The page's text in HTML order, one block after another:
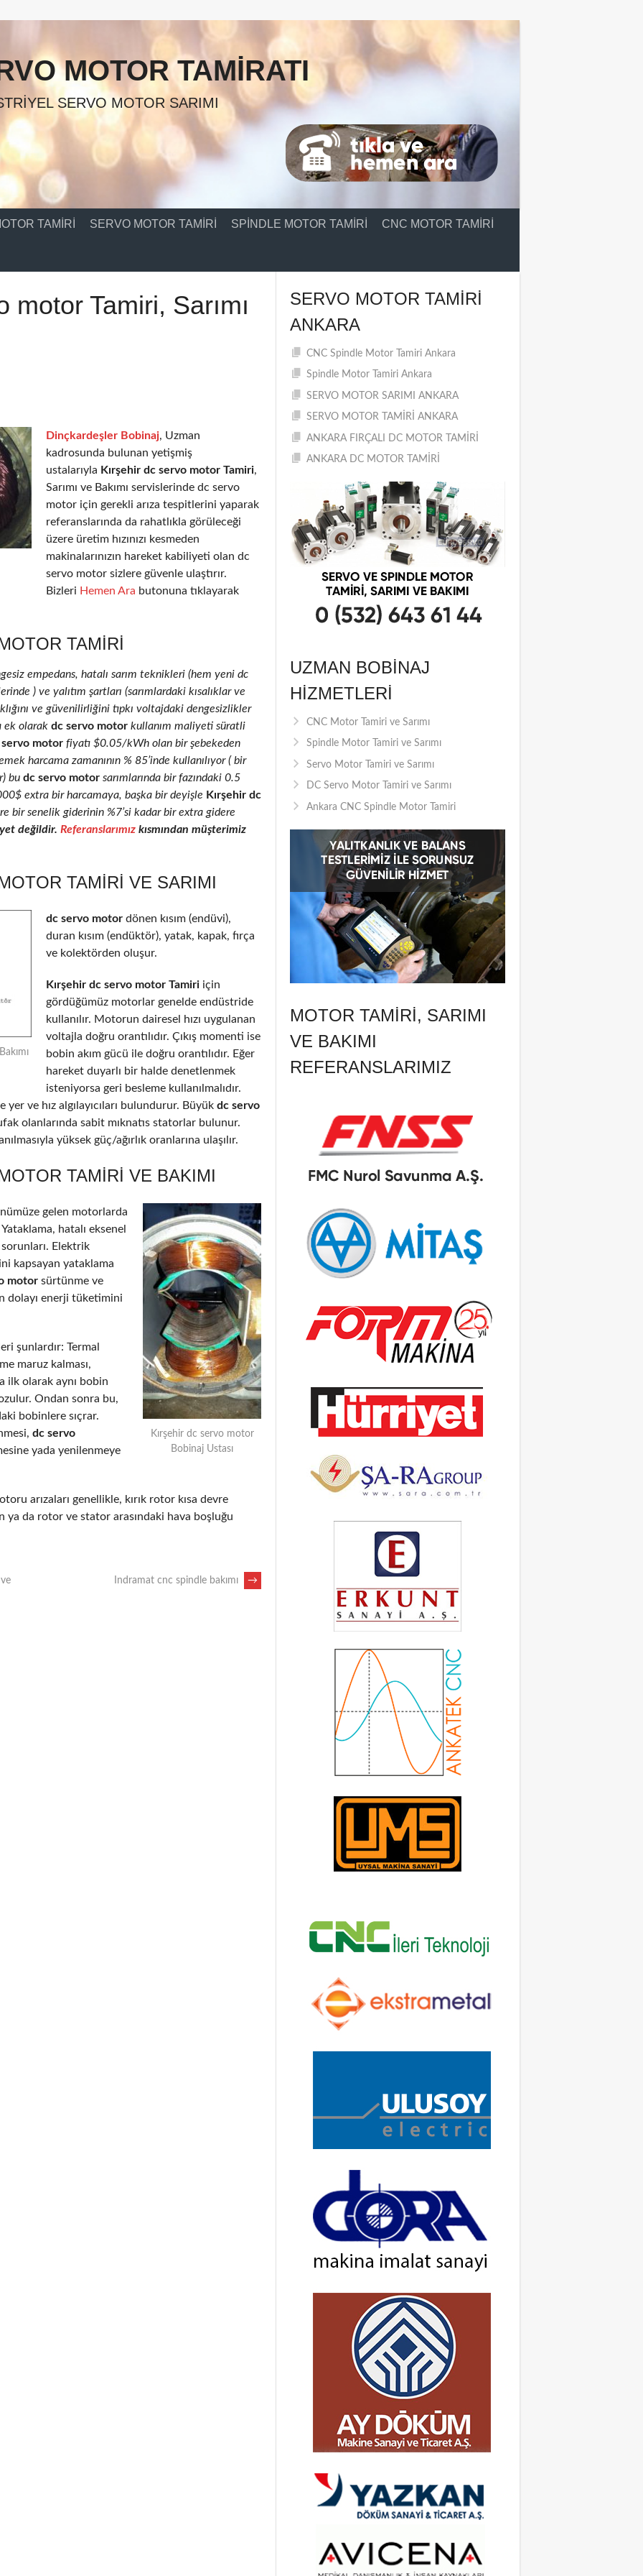
MOTOR TAMIRATI
SERVO MOTOR SARIMI
TAMIRI SERVO MOTOR TAMIRI SPINDLE MOTOR TAMIRI CNC MOTOR TAMIRI
motor Tamiri, Sarımı
Dinçkardeşler Bobinaj, Uzman
kadrosunda bulunan yetişmiş
ustalarıyla Kırşehir dc servo motor Tamiri,
Sarımı ve Bakımı servislerinde dc servo
motor için gerekli arıza tespitlerini yaparak
referanslarında da rahatlıkla görüleceği
üzere üretim hızınızı kesmeden
makinalarınızın hareket kabiliyeti olan dc
servo motor sizlere güvenle ulaştırır.
Bizleri Hemen Ara butonuna tıklayarak
TAMIRI
empedans, hatalı sarım teknikleri (hem yeni dc
) ve yalıtım şartları (sarımlardaki kısalıklar ve
ve güvenilirliğini tıpkı voltajdaki dengesizlikler
ek olarak dc servo motor kullanım maliyeti süratli
motor fiyatı $0.05/kWh olan bir şebekeden
harcama zamanının % 85’inde kullanılıyor ( bir
bu dc servo motor sarımlarında bir fazındaki 0.5
extra bir harcamaya, başka bir deyişle Kırşehir dc
bir senelik giderinin %7’si kadar bir extra gidere
değildir. Referanslarımız kısmından müşterimiz
TAMIRI VE SARIMI
dc servo motor dönen kısım (endüvi),
duran kısım (endüktör), yatak, kapak, fırça
ve kolektörden oluşur.
Kırşehir dc servo motor Tamiri için
gördüğümüz motorlar genelde endüstride
kullanılır. Motorun dairesel hızı uygulanan
voltajla doğru orantılıdır. Çıkış momenti ise
bobin akım gücü ile doğru orantılıdır. Eğer
hareket duyarlı bir halde denetlenmek
isteniyorsa geri besleme kullanılmalıdır.
ve hız algılayıcıları bulundurur. Büyük dc servo
olanlarında sabit mıknatıs statorlar bulunur.
yüksek güç/ağırlık oranlarına ulaşılır.
TAMIRI VE BAKIMI
Kırşehir dc servo motor
Bobinaj Ustası
gelen motorlarda
hatalı eksenel
Elektrik
kapsayan yataklama
motor sürtünme ve
dolayı enerji tüketimini
şunlardır: Termal
maruz kalması,
ilk olarak aynı bobin
Ondan sonra bu,
bobinlere sıçrar.
dc servo
yada yenilenmeye
arızaları genellikle, kırık rotor kısa devre
ya da rotor ve stator arasındaki hava boşluğu
Indramat cnc spindle bakımı →
SERVO MOTOR TAMIRI
ANKARA
CNC Spindle Motor Tamiri Ankara
Spindle Motor Tamiri Ankara
SERVO MOTOR SARIMI ANKARA
SERVO MOTOR TAMİRİ ANKARA
ANKARA FIRÇALI DC MOTOR TAMİRİ
ANKARA DC MOTOR TAMİRİ
UZMAN BOBINAJ
HIZMETLERI
CNC Motor Tamiri ve Sarımı
Spindle Motor Tamiri ve Sarımı
Servo Motor Tamiri ve Sarımı
DC Servo Motor Tamiri ve Sarımı
Ankara CNC Spindle Motor Tamiri
MOTOR TAMIRI, SARIMI
VE BAKIMI
REFERANSLARIMIZ